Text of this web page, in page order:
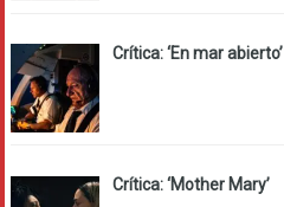
Crítica: ‘En mar abierto’
Crítica: ‘Mother Mary’